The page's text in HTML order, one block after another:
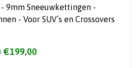
- 9mm Sneeuwkettingen -
Automatisch gespannen - Voor SUV’s en Crossovers
€199,00